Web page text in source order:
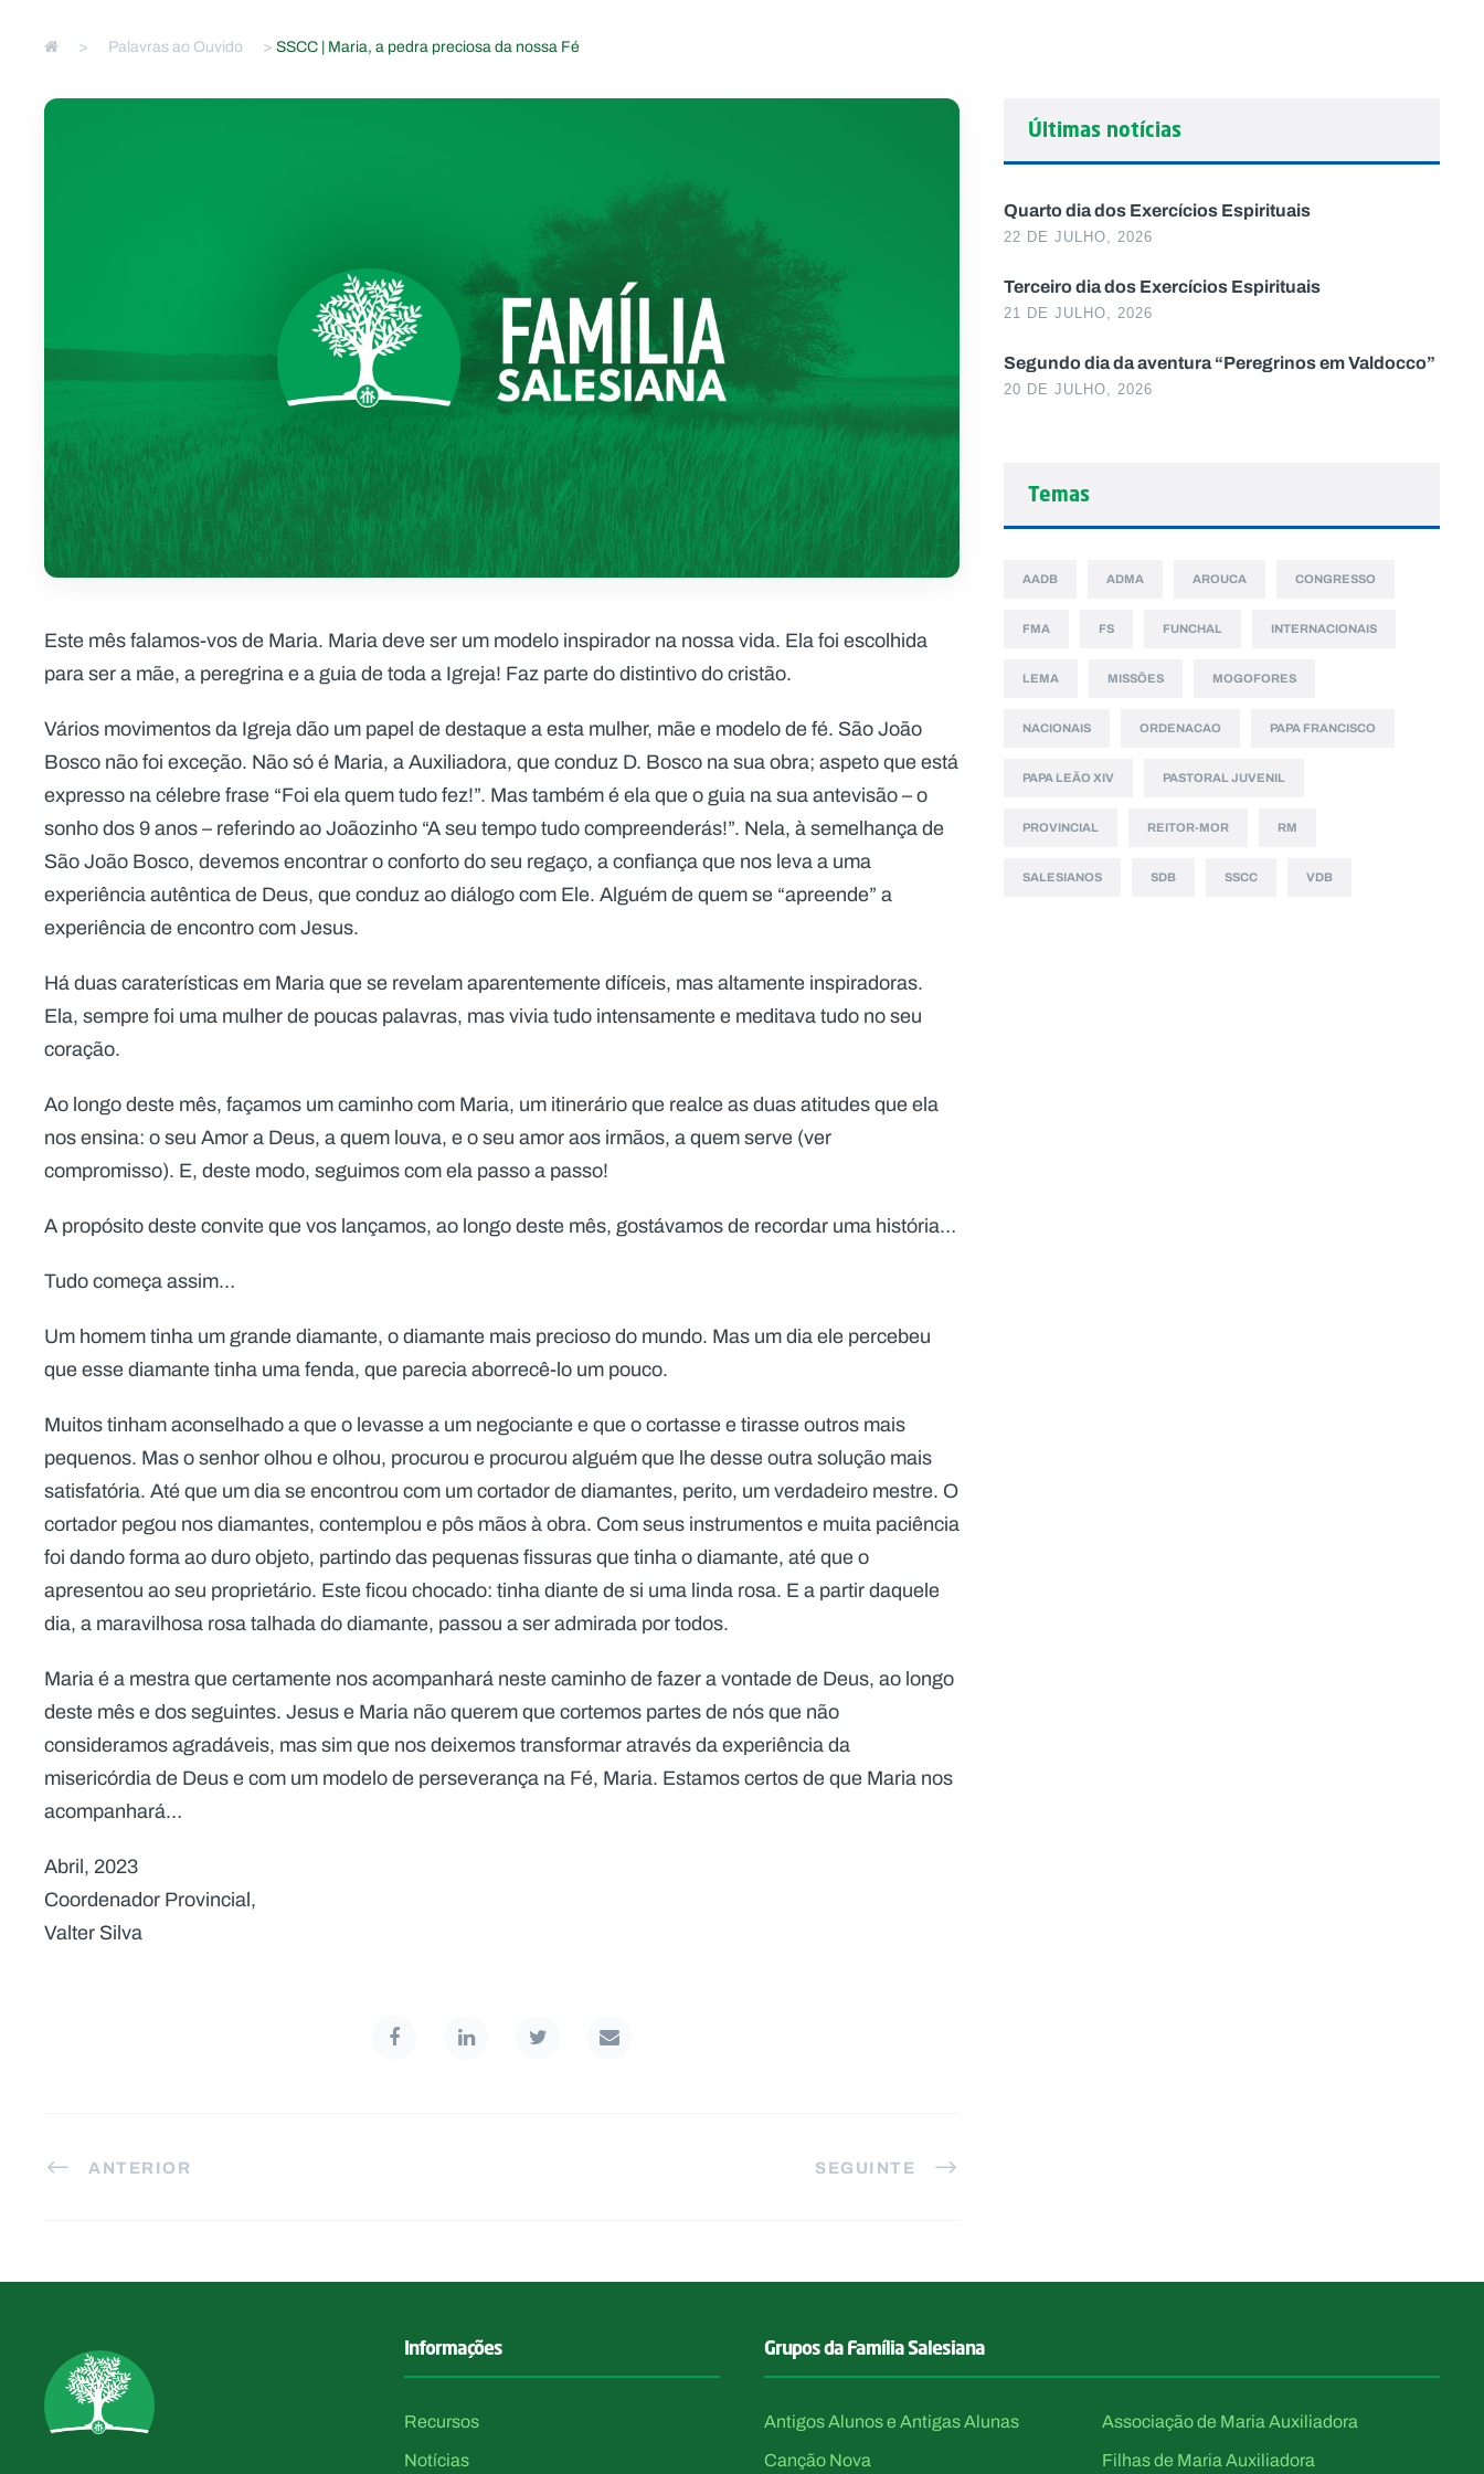
> Palavras ao Ouvido >SSCC | Maria, a pedra preciosa da nossa Fé
Este mês falamos-vos de Maria. Maria deve ser um modelo inspirador na nossa vida. Ela foi escolhida
para ser a mãe, a peregrina e a guia de toda a Igreja! Faz parte do distintivo do cristão.
Vários movimentos da Igreja dão um papel de destaque a esta mulher, mãe e modelo de fé. São João
Bosco não foi exceção. Não só é Maria, a Auxiliadora, que conduz D. Bosco na sua obra; aspeto que está
expresso na célebre frase “Foi ela quem tudo fez!”. Mas também é ela que o guia na sua antevisão – o
sonho dos 9 anos – referindo ao Joãozinho “A seu tempo tudo compreenderás!”. Nela, à semelhança de
São João Bosco, devemos encontrar o conforto do seu regaço, a confiança que nos leva a uma
experiência autêntica de Deus, que conduz ao diálogo com Ele. Alguém de quem se “apreende” a
experiência de encontro com Jesus.
Há duas caraterísticas em Maria que se revelam aparentemente difíceis, mas altamente inspiradoras.
Ela, sempre foi uma mulher de poucas palavras, mas vivia tudo intensamente e meditava tudo no seu
coração.
Ao longo deste mês, façamos um caminho com Maria, um itinerário que realce as duas atitudes que ela
nos ensina: o seu Amor a Deus, a quem louva, e o seu amor aos irmãos, a quem serve (ver
compromisso). E, deste modo, seguimos com ela passo a passo!
A propósito deste convite que vos lançamos, ao longo deste mês, gostávamos de recordar uma história…
Tudo começa assim…
Um homem tinha um grande diamante, o diamante mais precioso do mundo. Mas um dia ele percebeu
que esse diamante tinha uma fenda, que parecia aborrecê-lo um pouco.
Muitos tinham aconselhado a que o levasse a um negociante e que o cortasse e tirasse outros mais
pequenos. Mas o senhor olhou e olhou, procurou e procurou alguém que lhe desse outra solução mais
satisfatória. Até que um dia se encontrou com um cortador de diamantes, perito, um verdadeiro mestre. O
cortador pegou nos diamantes, contemplou e pôs mãos à obra. Com seus instrumentos e muita paciência
foi dando forma ao duro objeto, partindo das pequenas fissuras que tinha o diamante, até que o
apresentou ao seu proprietário. Este ficou chocado: tinha diante de si uma linda rosa. E a partir daquele
dia, a maravilhosa rosa talhada do diamante, passou a ser admirada por todos.
Maria é a mestra que certamente nos acompanhará neste caminho de fazer a vontade de Deus, ao longo
deste mês e dos seguintes. Jesus e Maria não querem que cortemos partes de nós que não
consideramos agradáveis, mas sim que nos deixemos transformar através da experiência da
misericórdia de Deus e com um modelo de perseverança na Fé, Maria. Estamos certos de que Maria nos
acompanhará…
Abril, 2023
Coordenador Provincial,
Valter Silva
ANTERIOR SEGUINTE
Últimas notícias
Quarto dia dos Exercícios Espirituais
22 DE JULHO, 2026
Terceiro dia dos Exercícios Espirituais
21 DE JULHO, 2026
Segundo dia da aventura “Peregrinos em Valdocco”
20 DE JULHO, 2026
Temas
AADB ADMA AROUCA CONGRESSO
FMA FS FUNCHAL INTERNACIONAIS
LEMA MISSÕES MOGOFORES
NACIONAIS ORDENACAO PAPA FRANCISCO
PAPA LEÃO XIV PASTORAL JUVENIL
PROVINCIAL REITOR-MOR RM
SALESIANOS SDB SSCC VDB
Informações
Recursos
Notícias
Grupos da Família Salesiana
Antigos Alunos e Antigas Alunas
Associação de Maria Auxiliadora
Canção Nova
Filhas de Maria Auxiliadora